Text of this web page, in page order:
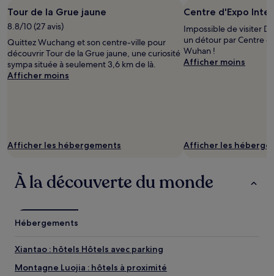
nuit
pour
2 adultes.
Les
prix
et
la
Des
supplémentaires
peuvent
Tour de la Grue jaune
8.8/10 (27 avis)
Quittez Wuchang et son centre-ville pour
découvrir Tour de la Grue jaune, une curiosité
sympa située à seulement 3,6 km de là.
Afficher moins
Afficher les hébergements
Centre d'Expo
Impossible de visiter
un détour par Centre
Wuhan !
Afficher moins
Afficher les
À la découverte du monde
Hébergements
Xiantao : hôtels Hôtels avec parking
Montagne Luojia : hôtels à proximité